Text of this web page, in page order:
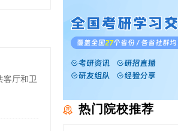
客厅和卫
热门院校推荐